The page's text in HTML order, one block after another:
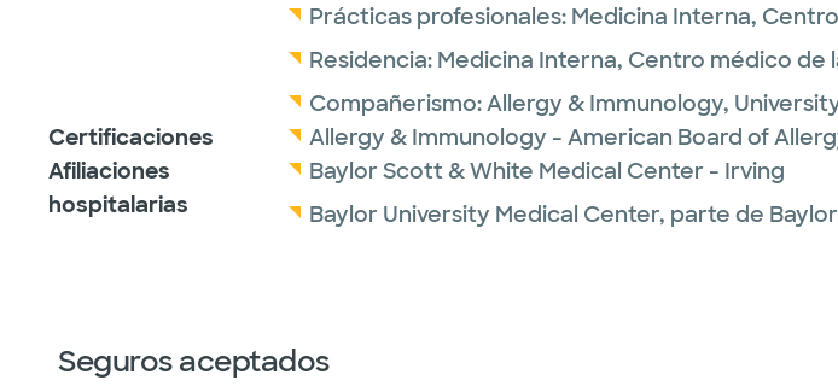
Prácticas profesionales: Medicina Interna,
Residencia: Medicina Interna, Centro médico de
Compañerismo:Allergy & Immunology,
Certificaciones
Allergy & Immunology - American Board of
Afiliaciones
hospitalarias
Baylor Scott & White Medical Center - Irving
Baylor University Medical Center, parte de
Seguros aceptados